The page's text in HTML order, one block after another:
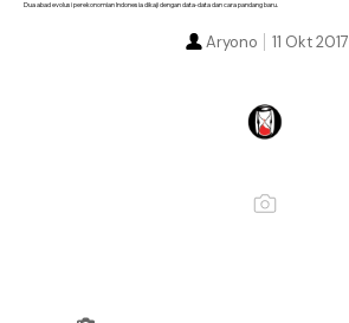
Dua abad evolusi perekonomian Indonesia dikaji dengan data-data dan cara pandang baru.
11 Okt 2017
Aryono